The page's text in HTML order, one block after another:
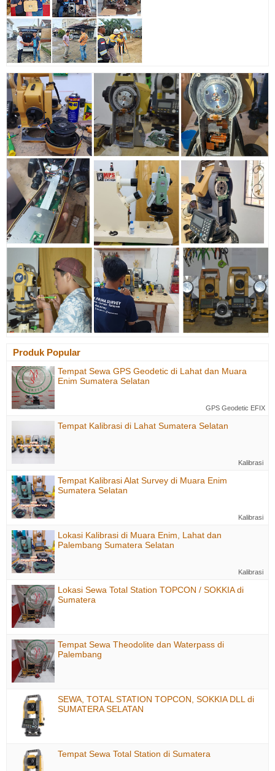
Produk Popular
Tempat Sewa GPS Geodetic di Lahat dan Muara
Enim Sumatera Selatan
GPS Geodetic EFIX
Tempat Kalibrasi di Lahat Sumatera Selatan
Kalibrasi
Tempat Kalibrasi Alat Survey di Muara Enim
Sumatera Selatan
Kalibrasi
Lokasi Kalibrasi di Muara Enim, Lahat dan
Palembang Sumatera Selatan
Kalibrasi
Lokasi Sewa Total Station TOPCON / SOKKIA di
Sumatera
Tempat Sewa Theodolite dan Waterpass di
Palembang
SEWA, TOTAL STATION TOPCON, SOKKIA DLL di
SUMATERA SELATAN
Tempat Sewa Total Station di Sumatera